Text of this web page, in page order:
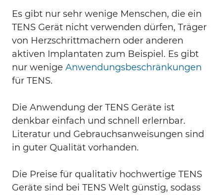
Es gibt nur sehr wenige Menschen, die ein
TENS Gerät nicht verwenden dürfen, Träger
von Herzschrittmachern oder anderen
aktiven Implantaten zum Beispiel. Es gibt
nur wenige Anwendungsbeschränkungen
für TENS.
Die Anwendung der TENS Geräte ist
denkbar einfach und schnell erlernbar.
Literatur und Gebrauchsanweisungen sind
in guter Qualität vorhanden.
Die Preise für qualitativ hochwertige TENS
Geräte sind bei TENS Welt günstig, sodass